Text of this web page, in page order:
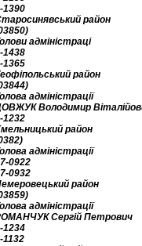
1390
район
адміністраці
1438
1365
район
адміністрації
Володимир
1232
район
адміністрації
0922
0932
район
адміністрації
Сергій Петрович
1234
1132